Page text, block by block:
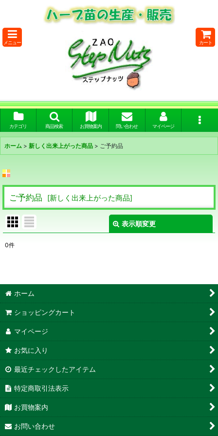
メニュー カート
カテゴリ 商品検索 お買物案内 問い合わせ マイページ
ホーム > 新しく出来上がった商品 > ご予約品
ご予約品 [新しく出来上がった商品]
表示順変更
表示数
並び順:
絞り込む
0件
ホーム
ショッピングカート
マイページ
お気に入り
最近チェックしたアイテム
特定商取引法表示
お買物案内
お問い合わせ